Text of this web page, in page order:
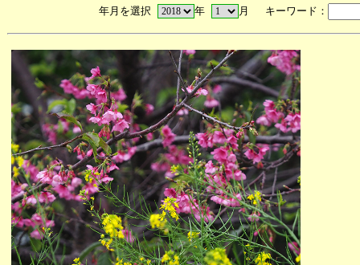
年月を選択 年 月 キーワード：